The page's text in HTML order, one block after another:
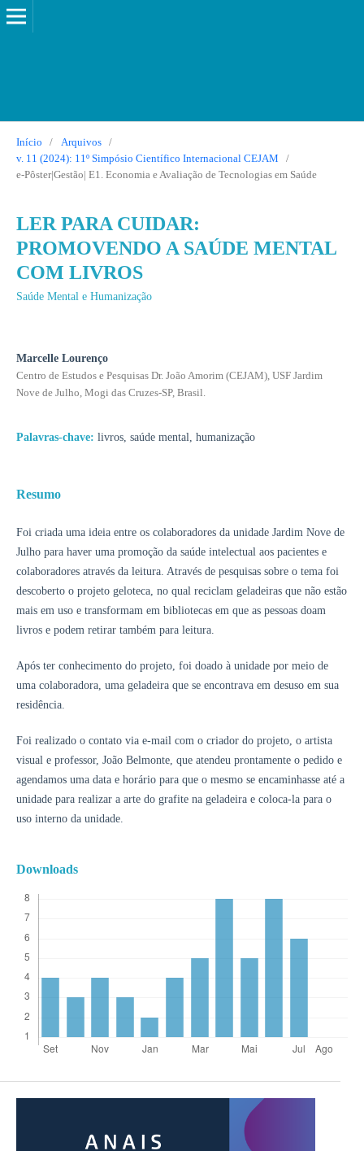
Início / Arquivos
/
v. 11 (2024): 11º Simpósio Científico Internacional CEJAM
/
e-Pôster|Gestão| E1. Economia e Avaliação de Tecnologias em Saúde
LER PARA CUIDAR:
PROMOVENDO A SAÚDE MENTAL
COM LIVROS
Saúde Mental e Humanização
Marcelle Lourenço
Centro de Estudos e Pesquisas Dr. João Amorim (CEJAM), USF Jardim
Nove de Julho, Mogi das Cruzes-SP, Brasil.
Palavras-chave: livros, saúde mental, humanização
Resumo
Foi criada uma ideia entre os colaboradores da unidade Jardim Nove de
Julho para haver uma promoção da saúde intelectual aos pacientes e
colaboradores através da leitura. Através de pesquisas sobre o tema foi
descoberto o projeto geloteca, no qual reciclam geladeiras que não estão
mais em uso e transformam em bibliotecas em que as pessoas doam
livros e podem retirar também para leitura.
Após ter conhecimento do projeto, foi doado à unidade por meio de
uma colaboradora, uma geladeira que se encontrava em desuso em sua
residência.
Foi realizado o contato via e-mail com o criador do projeto, o artista
visual e professor, João Belmonte, que atendeu prontamente o pedido e
agendamos uma data e horário para que o mesmo se encaminhasse até a
unidade para realizar a arte do grafite na geladeira e coloca-la para o
uso interno da unidade.
Downloads